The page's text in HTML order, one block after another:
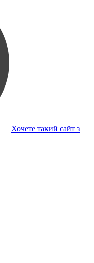
Хочете такий сайт з